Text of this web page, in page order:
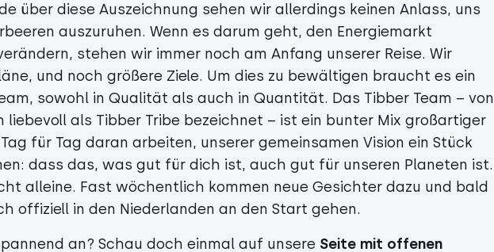
über diese Auszeichnung sehen wir allerdings keinen Anlass, uns
auszuruhen. Wenn es darum geht, den Energiemarkt
stehen wir immer noch am Anfang unserer Reise. Wir
und noch größere Ziele. Um dies zu bewältigen braucht es ein
sowohl in Qualität als auch in Quantität. Das Tibber Team – von
liebevoll als Tibber Tribe bezeichnet – ist ein bunter Mix großartiger
für Tag daran arbeiten, unserer gemeinsamen Vision ein Stück
dass das, was gut für dich ist, auch gut für unseren Planeten ist.
alleine. Fast wöchentlich kommen neue Gesichter dazu und bald
offiziell in den Niederlanden an den Start gehen.
an? Schau doch einmal auf unsere Seite mit offenen